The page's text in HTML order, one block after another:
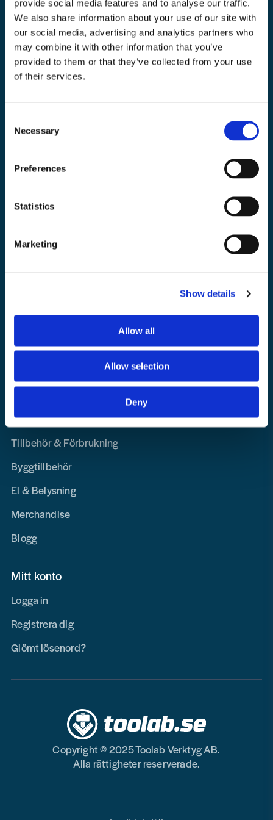
provide social media features and to analyse our traffic.
We also share information about your use of our site with
our social media, advertising and analytics partners who
may combine it with other information that you’ve
provided to them or that they’ve collected from your use
of their services.
Selection
Necessary
Preferences
Statistics
Marketing
Show details
Allow all
Allow selection
Deny
Toolab.se
010 - 199 00 00
Måndag-Fredag 08.00-15:00
info@toolab.se
Information
Kontakta oss
Om Toolab
Navigation
Maskin, Laser & Handverktyg
Personligt Skydd & Kläder
Hem, Skog & Trädgård
Tillbehör & Förbrukning
Byggtillbehör
El & Belysning
Merchandise
Blogg
Mitt konto
Logga in
Registrera dig
Glömt lösenord?
Copyright © 2025 Toolab Verktyg AB.
Alla rättigheter reserverade.